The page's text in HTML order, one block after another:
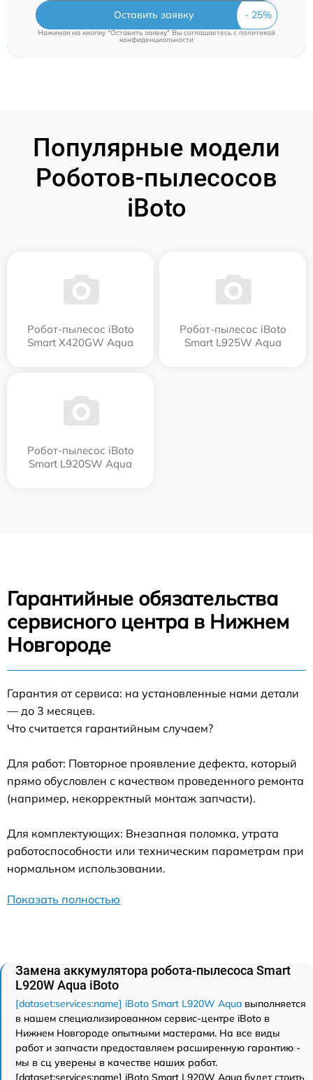
Оставить заявку
Нажимая на кнопку "Оставить заявку" Вы соглашаетесь c политикой
конфиденциальности
Популярные модели
Роботов-пылесосов
iBoto
Робот-пылесос iBoto
Smart Х420GW Aqua
Робот-пылесос iBoto
Smart L925W Aqua
Робот-пылесос iBoto
Smart L920SW Aqua
Гарантийные обязательства
сервисного центра в Нижнем
Новгороде
Гарантия от сервиса: на установленные нами детали
— до 3 месяцев.
Что считается гарантийным случаем?
Для работ: Повторное проявление дефекта, который
прямо обусловлен с качеством проведенного ремонта
(например, некорректный монтаж запчасти).
Для комплектующих: Внезапная поломка, утрата
работоспособности или техническим параметрам при
нормальном использовании.
Показать полностью
Замена аккумулятора робота-пылесоса Smart
L920W Aqua iBoto
[dataset:services:name] iBoto Smart L920W Aqua выполняется
в нашем специализированном сервис-центре iBoto в
Нижнем Новгороде опытными мастерами. На все виды
работ и запчасти предоставляем расширенную гарантию -
мы в сц уверены в качестве наших работ.
[dataset:services:name] iBoto Smart L920W Aqua будет стоить